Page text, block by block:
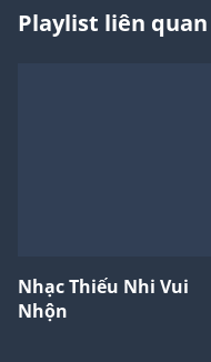
Playlist liên quan
Nhạc Thiếu Nhi Vui
Nhộn